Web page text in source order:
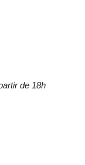
de 18h